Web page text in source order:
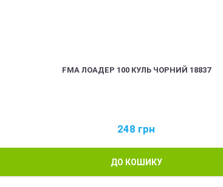
FMA ЛОАДЕР 100 КУЛЬ ЧОРНИЙ 18837
248 грн
ДО КОШИКУ